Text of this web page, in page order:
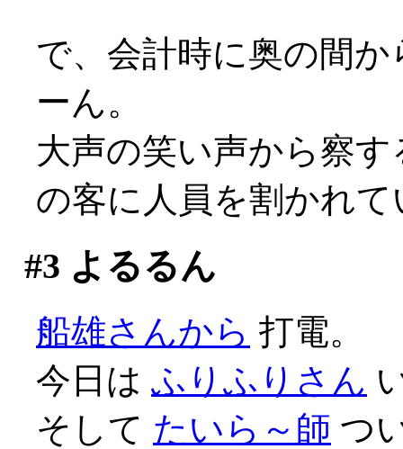
で、会計時に奥の間
ーん。
大声の笑い声から察
の客に人員を割かれて
#3 よるるん
船雄さんから 打電。
今日は ふりふりさん
そして たいら～師 つ